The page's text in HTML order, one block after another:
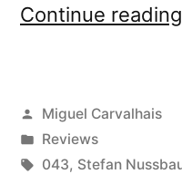
Continue reading
Posted
by
Miguel Carvalhais
Posted
in
Reviews
Tags:
043, Stefan